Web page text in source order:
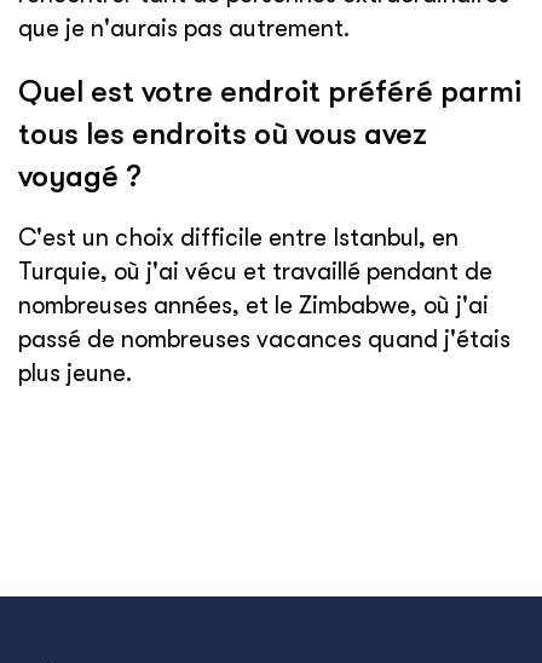
que je n'aurais pas autrement.
Quel est votre endroit préféré parmi
tous les endroits où vous avez
voyagé ?
C'est un choix difficile entre Istanbul, en
Turquie, où j'ai vécu et travaillé pendant de
nombreuses années, et le Zimbabwe, où j'ai
passé de nombreuses vacances quand j'étais
plus jeune.